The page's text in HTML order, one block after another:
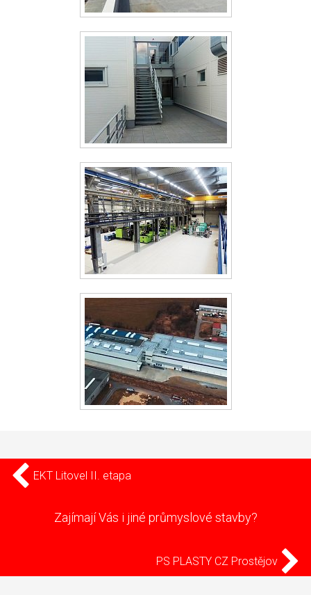
EKT Litovel II. etapa
Zajímají Vás i jiné průmyslové stavby?
PS PLASTY CZ Prostějov